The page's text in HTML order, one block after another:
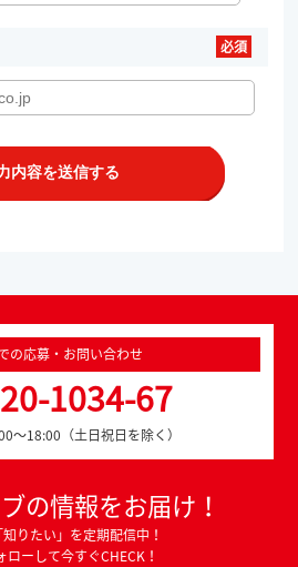
の応募・お問い合わせ
1034-67
～18:00（土日祝日を除く）
の情報をお届け！
りたい」を定期配信中！
ローして今すぐCHECK！